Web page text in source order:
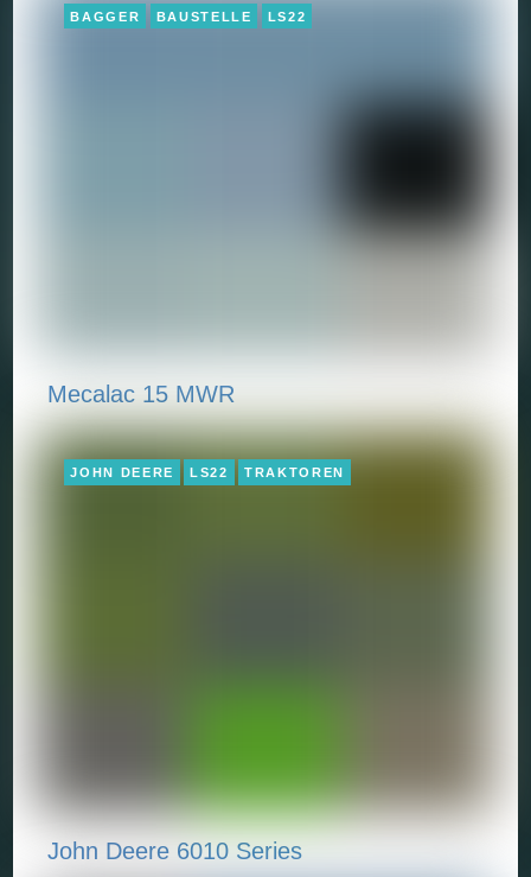
BAGGER BAUSTELLE LS22
Mecalac 15 MWR
JOHN DEERE LS22 TRAKTOREN
John Deere 6010 Series